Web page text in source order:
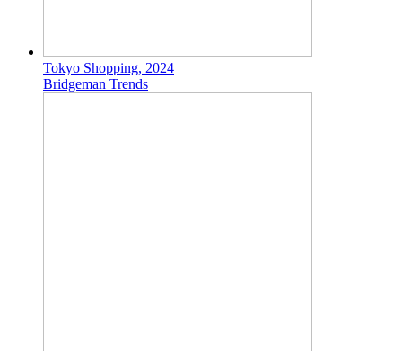
Tokyo Shopping, 2024
Bridgeman Trends